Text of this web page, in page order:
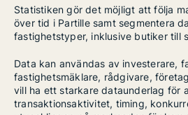
Statistiken gör det möjligt att följa
över tid i Partille samt segmentera
fastighetstyper, inklusive butiker till
Data kan användas av investerare,
fastighetsmäklare, rådgivare,
vill ha ett starkare dataunderlag för
transaktionsaktivitet, timing,